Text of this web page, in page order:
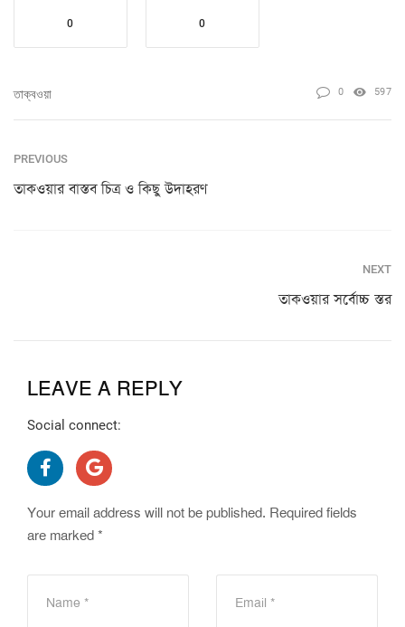
0 0
তাক্বওয়া 0 597
PREVIOUS
তাকওয়ার বাস্তব চিত্র ও কিছু উদাহরণ
NEXT
তাকওয়ার সর্বোচ্চ স্তর
LEAVE A REPLY
Social connect:
Your email address will not be published. Required fields
are marked *